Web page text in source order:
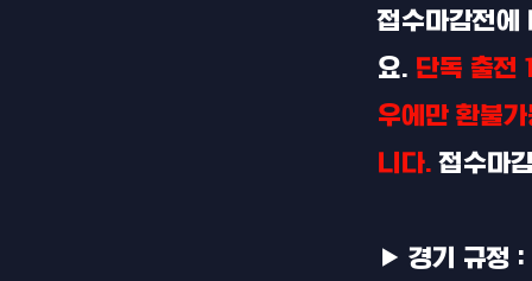
접수마감전에
요. 단독 출전
우에만 환불
니다. 접수마
▶ 경기 규정